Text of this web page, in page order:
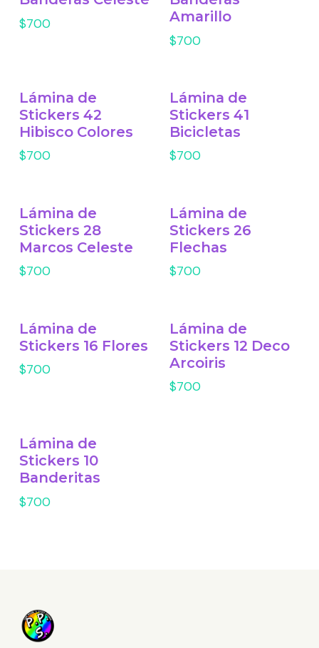
$700
Amarillo
$700
Lámina de
Stickers 42
Hibisco Colores
$700
Lámina de
Stickers 41
Bicicletas
$700
Lámina de
Stickers 28
Marcos Celeste
$700
Lámina de
Stickers 26
Flechas
$700
Lámina de
Stickers 16 Flores
$700
Lámina de
Stickers 12 Deco
Arcoiris
$700
Lámina de
Stickers 10
Banderitas
$700